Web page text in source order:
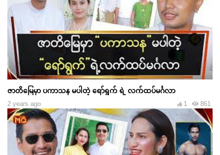
ဇာတိမြေမှာ ပကာသန မပါတဲ့ ရော်ရွက် ရဲ့ လက်ထပ်မင်္ဂလာ
2 years ago 861
1